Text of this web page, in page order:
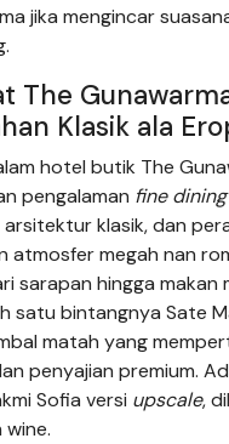
jika mengincar
The
Klasik ala
hotel butik The
pengalaman fine dining
arsitektur klasik, dan
atmosfer megah nan
sarapan hingga makan
satu bintangnya Sate
matah yang
penyajian premium.
Sofia versi upscale,